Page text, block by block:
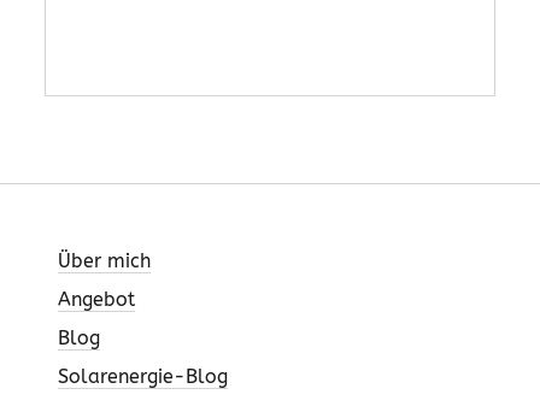
Über mich
Angebot
Blog
Solarenergie-Blog